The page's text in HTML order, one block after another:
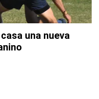
una nueva